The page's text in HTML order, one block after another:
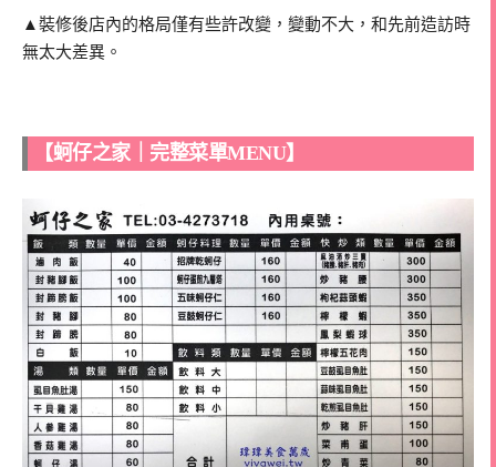
▲裝修後店內的格局僅有些許改變，變動不大，和先前造訪時
無太大差異。
【蚵仔之家｜完整菜單MENU】